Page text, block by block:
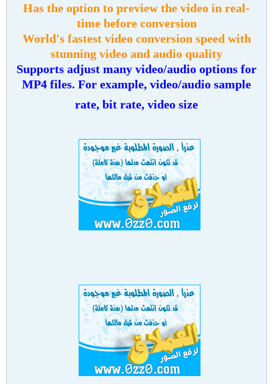
Has the option to preview the video in real-
time before conversion
World's fastest video conversion speed with
stunning video and audio quality
Supports adjust many video/audio options for
MP4 files. For example, video/audio sample
rate, bit rate, video size